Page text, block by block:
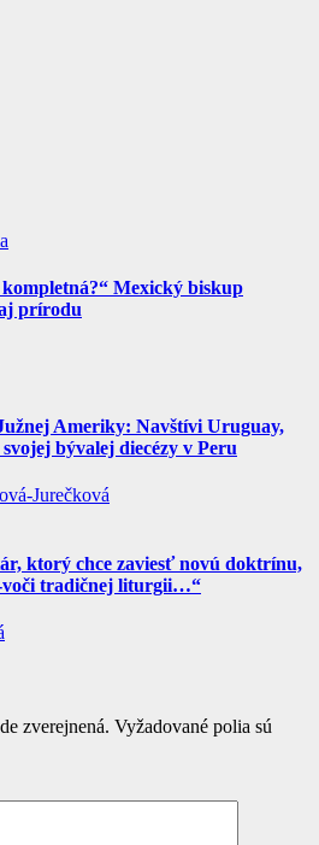
Mexický biskup
prírodu
Ameriky: Navštívi Uruguay,
bývalej diecézy v Peru
Jurečková
ktorý chce zaviesť novú doktrínu,
voči tradičnej liturgii…“
zverejnená. Vyžadované polia sú